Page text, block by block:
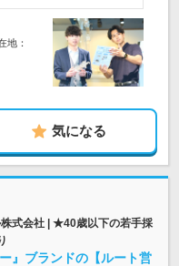
地：
気になる
式会社 | ★40歳以下の若手採
』ブランドの【ルート営